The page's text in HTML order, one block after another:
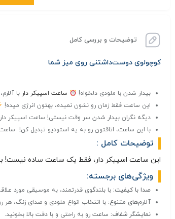
توضیحات و بررسی کامل
کوچولوی دوست‌داشتنی روی میز شما
بیدار شدن با ملودی دلخواه! ساعت اسپیکر دار با
این ساعت فقط زمان رو نشون نمیده، بهتون انرژی میده!
دیگه نگران بیدار شدن سر وقت نیستی! ساعت اسپیکر دار
با این ساعت، اتاقتون رو به یه استودیو تبدیل کن! ️ ساعت
توضیحات کامل :
این ساعت اسپیکر دار، فقط یک ساعت ساده نیست!
ویژگی‌های برجسته:
صدا با کیفیت: با بلندگوی قدرتمند، به موسیقی مورد
آلارم‌های متنوع: با انتخاب انواع ملودی و صدای زنگ، هر
نمایشگر شفاف: ساعت رو به راحتی و با دقت بالا بخونید.